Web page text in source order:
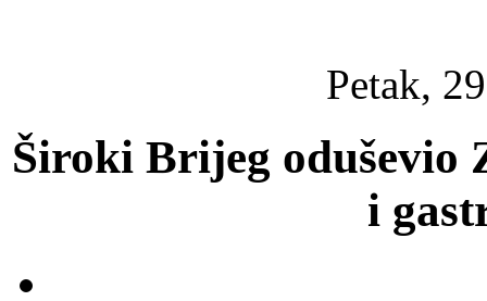
Petak,
Široki Brijeg oduševio
i